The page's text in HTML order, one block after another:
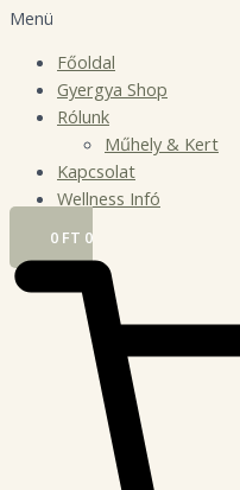
Menü
Főoldal
Gyergya Shop
Rólunk
Műhely & Kert
Kapcsolat
Wellness Infó
0 FT 0